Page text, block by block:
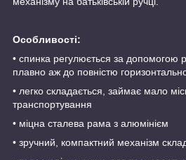
Особливості:
• спинка регулюється за допомогою
плавно аж до повністю
• легко складається, займає мало
транспортування
• міцна сталева рама з алюмінієм
• зручний, компактний механізм